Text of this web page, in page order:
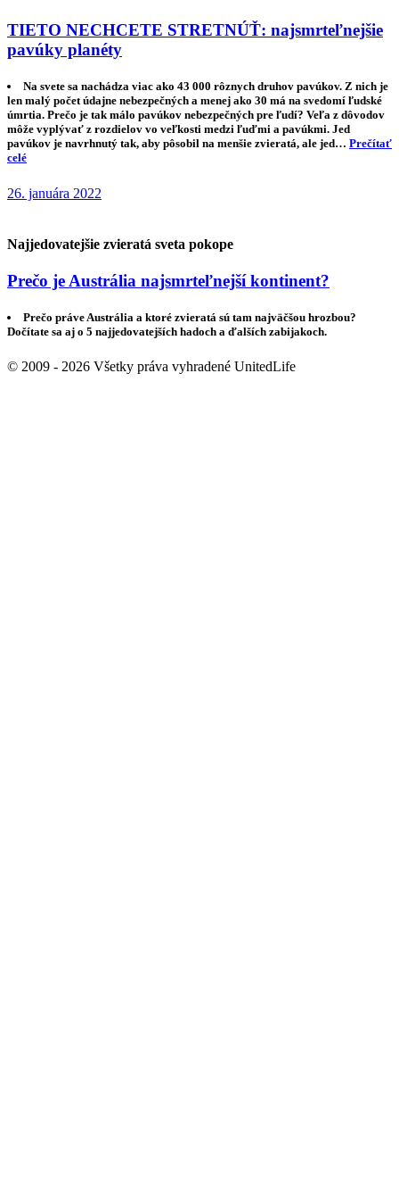
TIETO NECHCETE STRETNÚŤ: najsmrteľnejšie
pavúky planéty
Na svete sa nachádza viac ako 43 000 rôznych druhov pavúkov. Z nich je
len malý počet údajne nebezpečných a menej ako 30 má na svedomí ľudské
úmrtia. Prečo je tak málo pavúkov nebezpečných pre ľudí? Veľa z dôvodov
môže vyplývať z rozdielov vo veľkosti medzi ľuďmi a pavúkmi. Jed
pavúkov je navrhnutý tak, aby pôsobil na menšie zvieratá, ale jed… Prečítať
celé
26. januára 2022
Najjedovatejšie zvieratá sveta pokope
Prečo je Austrália najsmrteľnejší kontinent?
Prečo práve Austrália a ktoré zvieratá sú tam najväčšou hrozbou?
Dočítate sa aj o 5 najjedovatejších hadoch a ďalších zabijakoch.
© 2009 - 2026 Všetky práva vyhradené UnitedLife